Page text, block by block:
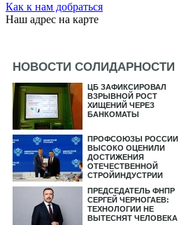
Как к нам добраться
Наш адрес на карте
НОВОСТИ СОЛИДАРНОСТИ
ЦБ ЗАФИКСИРОВАЛ
ВЗРЫВНОЙ РОСТ
ХИЩЕНИЙ ЧЕРЕЗ
БАНКОМАТЫ
ПРОФСОЮЗЫ РОССИИ
ВЫСОКО ОЦЕНИЛИ
ДОСТИЖЕНИЯ
ОТЕЧЕСТВЕННОЙ
СТРОЙИНДУСТРИИ
ПРЕДСЕДАТЕЛЬ ФНПР
СЕРГЕЙ ЧЕРНОГАЕВ:
ТЕХНОЛОГИИ НЕ
ВЫТЕСНЯТ ЧЕЛОВЕКА